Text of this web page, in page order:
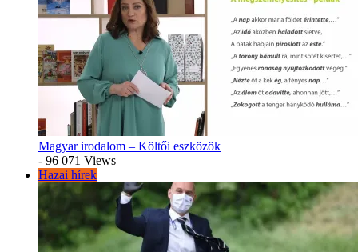
Magyar irodalom – Költői eszközök
- 96 071 Views
Hazai hírek